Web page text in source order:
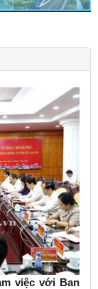
việc với Ban